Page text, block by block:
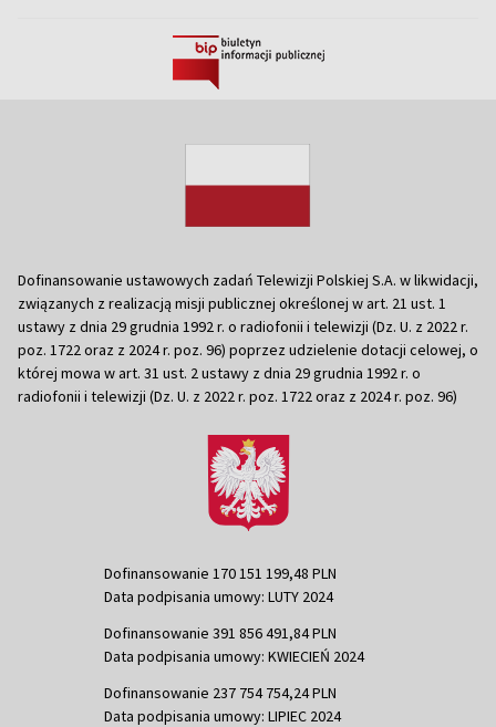
Dofinansowanie ustawowych zadań Telewizji Polskiej S.A. w likwidacji,
związanych z realizacją misji publicznej określonej w art. 21 ust. 1
ustawy z dnia 29 grudnia 1992 r. o radiofonii i telewizji (Dz. U. z 2022 r.
poz. 1722 oraz z 2024 r. poz. 96) poprzez udzielenie dotacji celowej, o
której mowa w art. 31 ust. 2 ustawy z dnia 29 grudnia 1992 r. o
radiofonii i telewizji (Dz. U. z 2022 r. poz. 1722 oraz z 2024 r. poz. 96)
Dofinansowanie 170 151 199,48 PLN
Data podpisania umowy: LUTY 2024
Dofinansowanie 391 856 491,84 PLN
Data podpisania umowy: KWIECIEŃ 2024
Dofinansowanie 237 754 754,24 PLN
Data podpisania umowy: LIPIEC 2024